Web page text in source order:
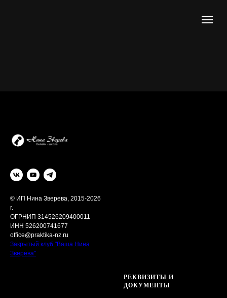
© ИП Нина Зверева, 2015-2026
г.
ОГРНИП 314526209400011
ИНН 526200741677
office@praktika-nz.ru
Закрытый клуб "Ваша Нина
Зверева"
РЕКВИЗИТЫ И
ДОКУМЕНТЫ